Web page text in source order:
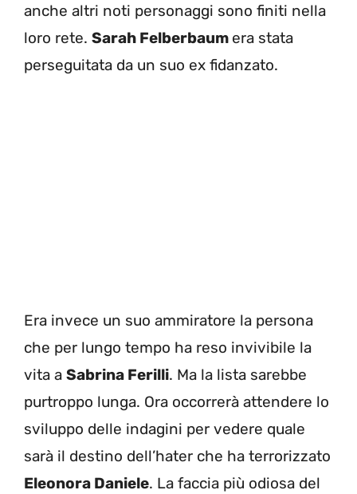
anche altri noti personaggi sono finiti nella
loro rete. Sarah Felberbaum era stata
perseguitata da un suo ex fidanzato.
Era invece un suo ammiratore la persona
che per lungo tempo ha reso invivibile la
vita a Sabrina Ferilli. Ma la lista sarebbe
purtroppo lunga. Ora occorrerà attendere lo
sviluppo delle indagini per vedere quale
sarà il destino dell’hater che ha terrorizzato
Eleonora Daniele. La faccia più odiosa del